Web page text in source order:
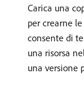
Carica una
per crearne
consente di
una risorsa
una versione